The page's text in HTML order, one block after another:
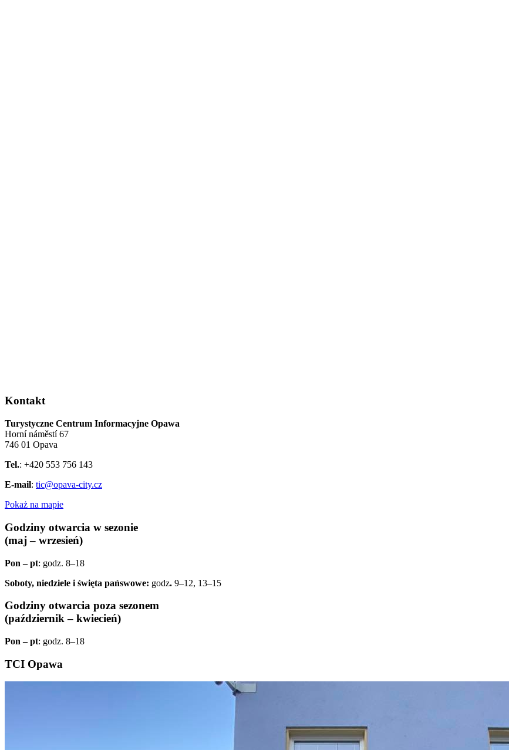
Kontakt
Turystyczne Centrum Informacyjne Opawa
Horní náměstí 67
746 01 Opava
Tel.: +420 553 756 143
E-mail: tic@opava-city.cz
Pokaż na mapie
Godziny otwarcia w sezonie
(maj – wrzesień)
Pon – pt: godz. 8–18
Soboty, niedziele i święta pańswowe: godz. 9–12, 13–15
Godziny otwarcia poza sezonem
(październik – kwiecień)
Pon – pt: godz. 8–18
TCI Opawa